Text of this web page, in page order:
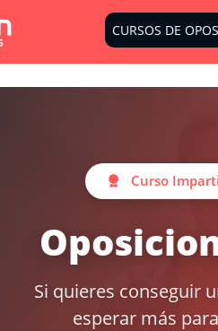
CURSOS DE
Curso
Si quieres conseguir
esperar más